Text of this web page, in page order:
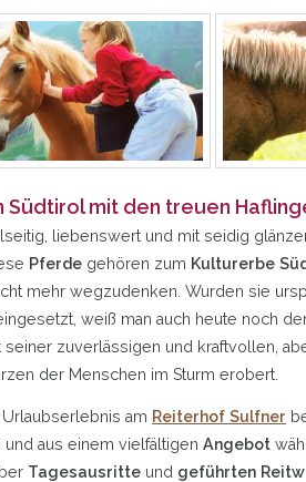
Südtirol mit den treuen
liebenswert und mit seidig
Pferde gehören zum Kulturerbe
mehr wegzudenken. Wurden sie
weiß man auch heute noch
seiner zuverlässigen und kraftvollen,
der Menschen im Sturm erobert.
am Reiterhof Sulfner
und aus einem vielfältigen Angebot
Tagesausritte und geführten